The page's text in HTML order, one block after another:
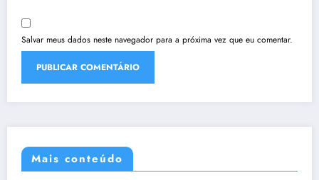
Salvar meus dados neste navegador para a próxima vez que eu comentar.
Mais conteúdo